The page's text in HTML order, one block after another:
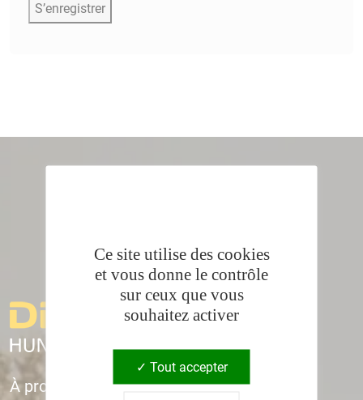
S’enregistrer
À propos de Dreier Hunting Tools
Ce site utilise des cookies
et vous donne le contrôle
sur ceux que vous
souhaitez activer
Tout accepter